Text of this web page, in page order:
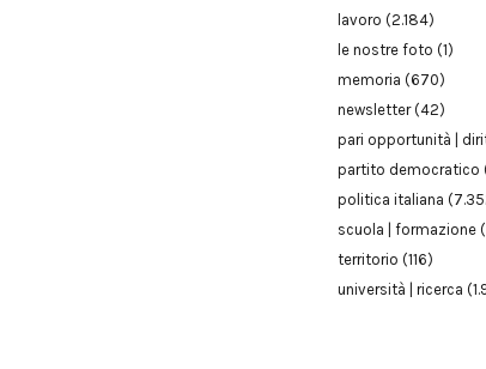
lavoro (2.184)
le nostre foto (1)
memoria (670)
newsletter(42)
pari opportunità |
partito democratico
politica italiana
scuola | formazione
territorio (116)
università | ricerca